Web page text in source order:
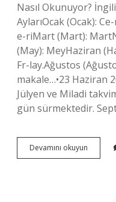
Nasıl Okunuyor?
AylarıOcak (Ocak):
e-riMart (Mart):
(May): MeyHaziran
Fr-lay.Ağustos
makale…•23 Haziran
Jülyen ve Miladi
gün sürmektedir.
Devamını okuyun
Hangi